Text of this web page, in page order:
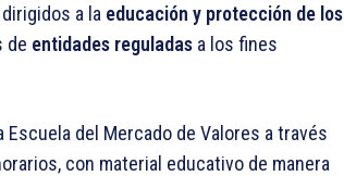
a la educación y protección de los
de entidades reguladas a los fines
del Mercado de Valores a través
con material educativo de manera